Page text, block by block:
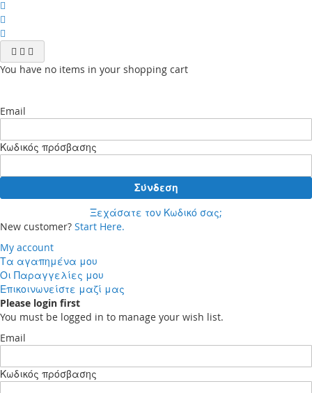
You have no items in your shopping cart
Email
Κωδικός πρόσβασης
Σύνδεση
Ξεχάσατε τον Κωδικό σας;
New customer? Start Here.
My account
Τα αγαπημένα μου
Οι Παραγγελίες μου
Επικοινωνείστε μαζί μας
Please login first
You must be logged in to manage your wish list.
Email
Κωδικός πρόσβασης